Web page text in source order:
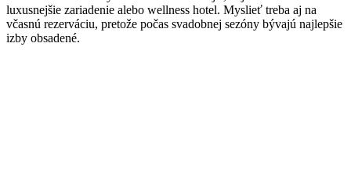
luxusnejšie zariadenie alebo wellness hotel. Myslieť treba aj na
včasnú rezerváciu, pretože počas svadobnej sezóny bývajú najlepšie
izby obsadené.